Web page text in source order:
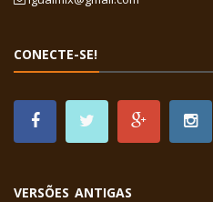
CONECTE-SE!
VERSÕES ANTIGAS